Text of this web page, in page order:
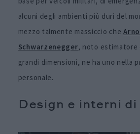
alcuni degli ambienti più duri del
mezzo talmente massiccio che
Schwarzenegger, noto estimatore
grandi dimensioni, ne ha uno nella
personale.
Design e interni di